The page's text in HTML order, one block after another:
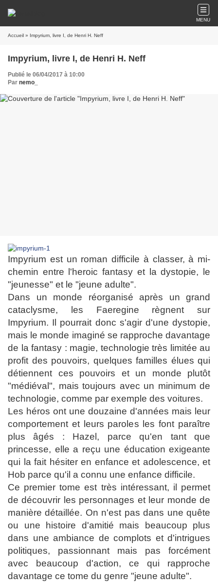
MENU
Accueil » Impyrium, livre I, de Henri H. Neff
Impyrium, livre I, de Henri H. Neff
Publié le 06/04/2017 à 10:00
Par nemo_
Impyrium est un roman difficile à classer, à mi-
chemin entre l'heroic fantasy et la dystopie, le
"jeunesse" et le "jeune adulte".
Dans un monde réorganisé après un grand
cataclysme, les Faeregine règnent sur
Impyrium. Il pourrait donc s'agir d'une dystopie,
mais le monde imaginé se rapproche davantage
de la fantasy : magie, technologie très limitée au
profit des pouvoirs, quelques familles élues qui
détiennent ces pouvoirs et un monde plutôt
"médiéval", mais toujours avec un minimum de
technologie, comme par exemple des voitures.
Les héros ont une douzaine d'années mais leur
comportement et leurs paroles les font paraître
plus âgés : Hazel, parce qu'en tant que
princesse, elle a reçu une éducation exigeante
qui la fait hésiter en enfance et adolescence, et
Hob parce qu'il a connu une enfance difficile.
Ce premier tome est très intéressant, il permet
de découvrir les personnages et leur monde de
manière détaillée. On n'est pas dans une quête
ou une histoire d'amitié mais beaucoup plus
dans une ambiance de complots et d'intrigues
politiques, passionnant mais pas forcément
avec beaucoup d'action, ce qui rapproche
davantage ce tome du genre "jeune adulte".